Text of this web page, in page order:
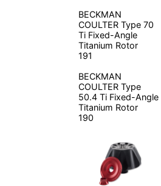
BECKMAN
COULTER Type 70
Ti Fixed-Angle
Titanium Rotor
191
BECKMAN
COULTER Type
50.4 Ti Fixed-Angle
Titanium Rotor
190